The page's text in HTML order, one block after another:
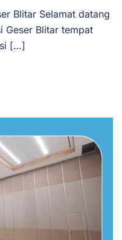
Blitar Selamat datang
Geser Blitar tempat
[…]